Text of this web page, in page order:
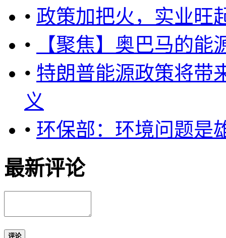
• 政策加把火，实业旺
•
【聚焦】奥巴马的
• 特朗普能源政策将带
义
• 环保部：环境问题是
最新评论
评论